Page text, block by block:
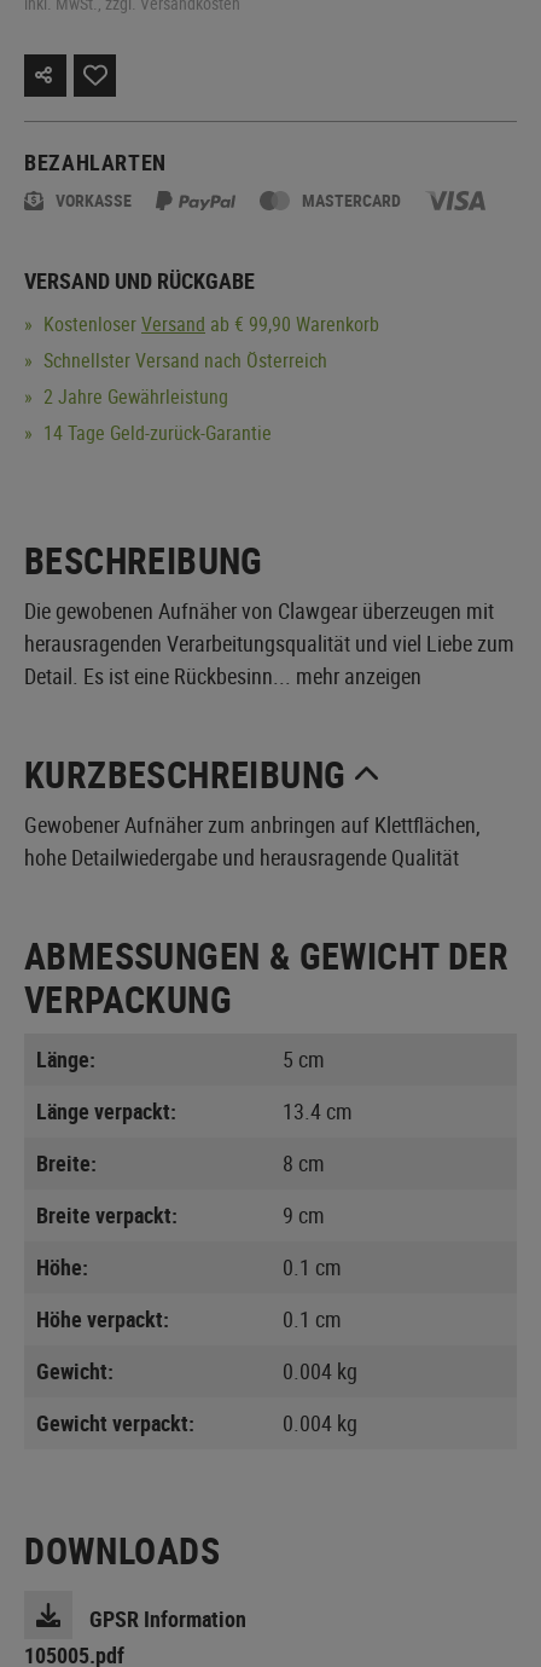
BEZAHLARTEN
VORKASSE MASTERCARD
VERSAND UND RÜCKGABE
KostenloserVersand ab € 99,90 Warenkorb
Schnellster Versand nach Österreich
2 Jahre Gewährleistung
14 Tage Geld-zurück-Garantie
BESCHREIBUNG
Die gewobenen Aufnäher von Clawgear überzeugen mit
herausragenden Verarbeitungsqualität und viel Liebe zum
Detail. Es ist eine Rückbesinn... mehr anzeigen
KURZBESCHREIBUNG
Gewobener Aufnäher zum anbringen auf Klettflächen,
hohe Detailwiedergabe und herausragende Qualität
ABMESSUNGEN & GEWICHT DER
VERPACKUNG
Länge:
5 cm
Länge verpackt:
13.4 cm
Breite:
8 cm
Breite verpackt:
9 cm
Höhe:
0.1 cm
Höhe verpackt:
0.1 cm
Gewicht:
0.004 kg
Gewicht verpackt:
0.004 kg
DOWNLOADS
GPSR Information
105005.pdf